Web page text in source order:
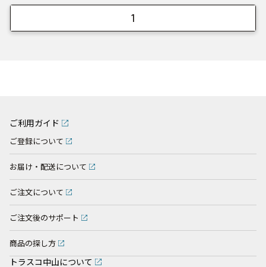
1
ご利用ガイド
ご登録について
お届け・配送について
ご注文について
ご注文後のサポート
商品の探し方
トラスコ中山について